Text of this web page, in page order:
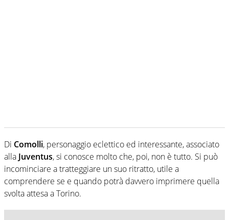
Di Comolli, personaggio eclettico ed interessante, associato
alla Juventus, si conosce molto che, poi, non è tutto. Si può
incominciare a tratteggiare un suo ritratto, utile a
comprendere se e quando potrà davvero imprimere quella
svolta attesa a Torino.